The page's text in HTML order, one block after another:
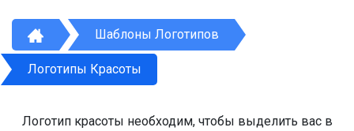
Шаблоны Логотипов
Логотипы Красоты
Логотип красоты необходим, чтобы выделить вас в